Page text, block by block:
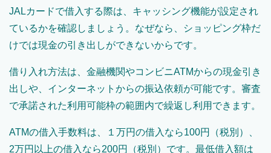
JALカードで借入する際は、キャッシング機能が設定され
ているかを確認しましょう。なぜなら、ショッピング枠だ
けでは現金の引き出しができないからです。
借り入れ方法は、金融機関やコンビニATMからの現金引き
出しや、インターネットからの振込依頼が可能です。審査
で承諾された利用可能枠の範囲内で繰返し利用できます。
ATMの借入手数料は、１万円の借入なら100円（税別）、
2万円以上の借入なら200円（税別）です。最低借入額は